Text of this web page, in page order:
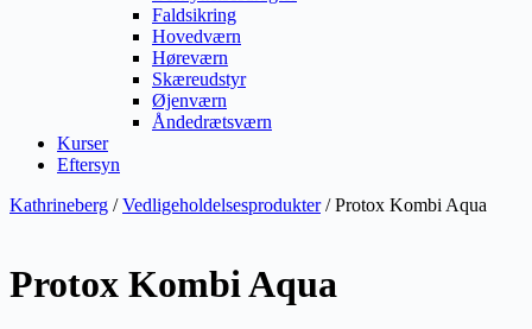
Faldsikring
Hovedværn
Høreværn
Skæreudstyr
Øjenværn
Åndedrætsværn
Kurser
Eftersyn
Kathrineberg /Vedligeholdelsesprodukter/ Protox Kombi Aqua
Protox Kombi Aqua